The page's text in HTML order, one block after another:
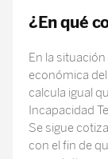
¿En qué
En la
económica del
calcula igual
Incapacidad
Se sigue
con el fin de